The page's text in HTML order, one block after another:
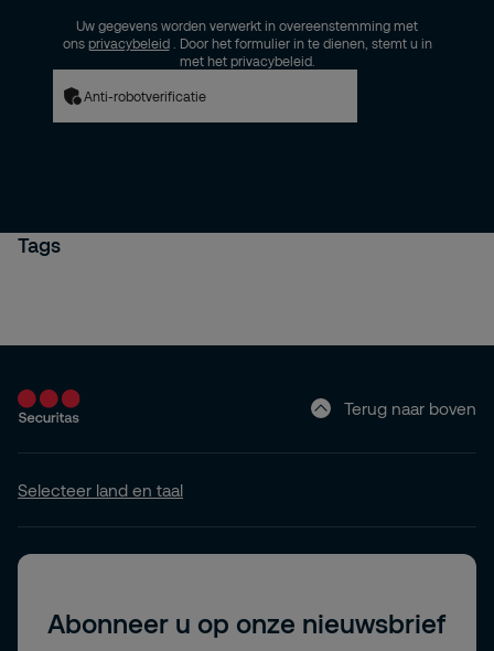
Uw gegevens worden verwerkt in overeenstemming met
ons privacybeleid
. Door het formulier in te dienen, stemt u in
met het privacybeleid.
Anti-robotverificatie
Tags
Terug naar boven
Selecteer land en taal
Abonneer u op onze nieuwsbrief